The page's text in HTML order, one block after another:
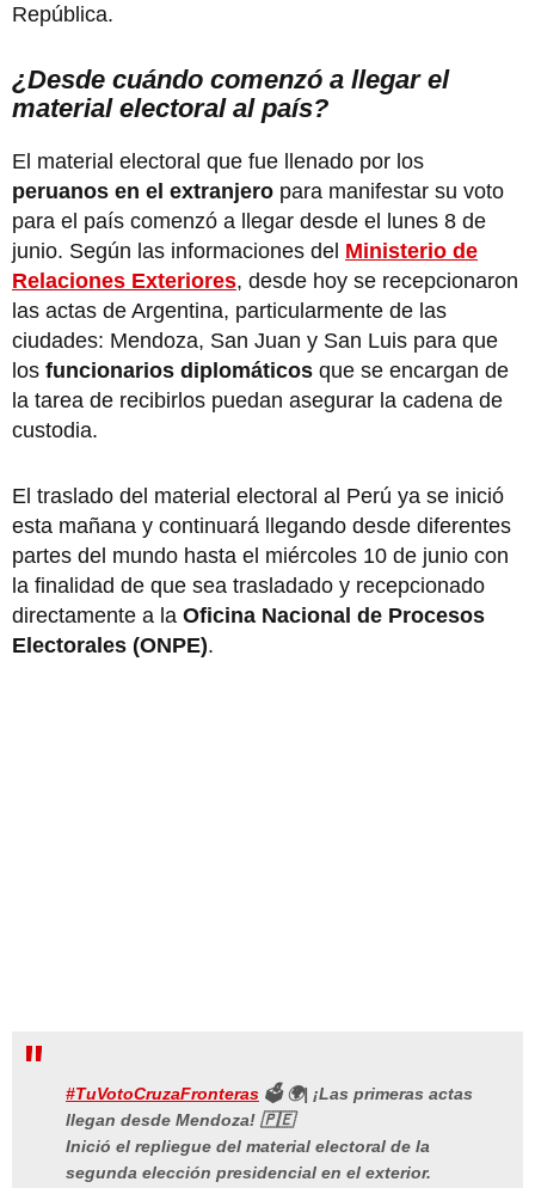
República.
¿Desde cuándo comenzó a llegar el
material electoral al país?
El material electoral que fue llenado por los
peruanos en el extranjero para manifestar su voto
para el país comenzó a llegar desde el lunes 8 de
junio. Según las informaciones del Ministerio de
Relaciones Exteriores, desde hoy se recepcionaron
las actas de Argentina, particularmente de las
ciudades: Mendoza, San Juan y San Luis para que
los funcionarios diplomáticos que se encargan de
la tarea de recibirlos puedan asegurar la cadena de
custodia.
El traslado del material electoral al Perú ya se inició
esta mañana y continuará llegando desde diferentes
partes del mundo hasta el miércoles 10 de junio con
la finalidad de que sea trasladado y recepcionado
directamente a la Oficina Nacional de Procesos
Electorales (ONPE).
#TuVotoCruzaFronteras 🗳️ 🌍| ¡Las primeras actas
llegan desde Mendoza! 🇵🇪
Inició el repliegue del material electoral de la
segunda elección presidencial en el exterior.